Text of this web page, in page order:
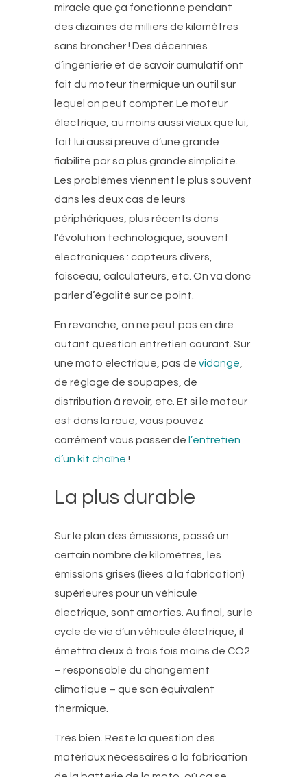
miracle que ça fonctionne pendant
des dizaines de milliers de kilomètres
sans broncher ! Des décennies
d’ingénierie et de savoir cumulatif ont
fait du moteur thermique un outil sur
lequel on peut compter. Le moteur
électrique, au moins aussi vieux que lui,
fait lui aussi preuve d’une grande
fiabilité par sa plus grande simplicité.
Les problèmes viennent le plus souvent
dans les deux cas de leurs
périphériques, plus récents dans
l’évolution technologique, souvent
électroniques : capteurs divers,
faisceau, calculateurs, etc. On va donc
parler d’égalité sur ce point.
En revanche, on ne peut pas en dire
autant question entretien courant. Sur
une moto électrique, pas de vidange
de réglage de soupapes, de
distribution à revoir, etc. Et si le moteur
est dans la roue, vous pouvez
carrément vous passer de l’entretien
d’un kit chaîne !
La plus durable
Sur le plan des émissions, passé un
certain nombre de kilomètres, les
émissions grises (liées à la fabrication)
supérieures pour un véhicule
électrique, sont amorties. Au final, sur le
cycle de vie d’un véhicule électrique, il
émettra deux à trois fois moins de CO2
– responsable du changement
climatique – que son équivalent
thermique.
Très bien. Reste la question des
matériaux nécessaires à la fabrication